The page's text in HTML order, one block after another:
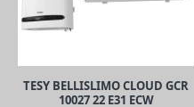
TESY BELLISLIMO CLOUD GCR
10027 22 E31 ECW